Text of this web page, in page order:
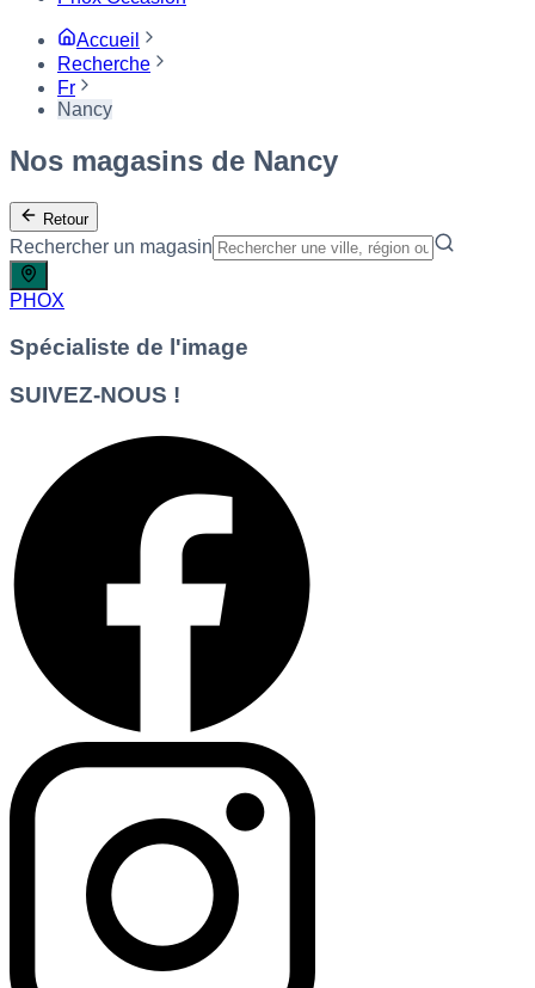
Accueil
Recherche
Fr
Nancy
Nos magasins de Nancy
Retour
Rechercher un magasin
PHOX
Spécialiste de l'image
SUIVEZ-NOUS !